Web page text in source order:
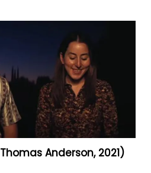
Anderson, 2021)